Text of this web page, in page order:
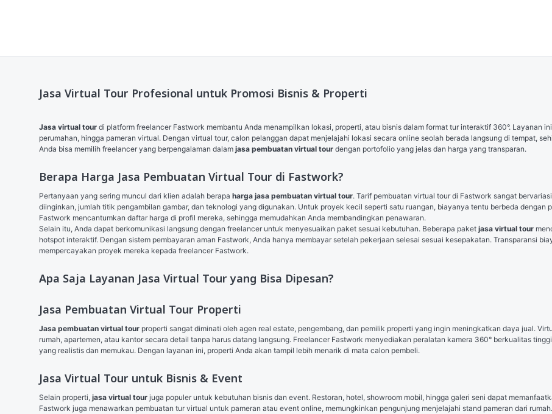
Jasa Virtual Tour Profesional untuk Promosi Bisnis & Properti
Jasa virtual tour di platform freelancer Fastwork membantu Anda menampilkan lokasi, properti, atau bisnis dalam format tur interaktif 360°. Layanan
perumahan, hingga pameran virtual. Dengan virtual tour, calon pelanggan dapat menjelajahi lokasi secara online seolah berada langsung di tempat,
Anda bisa memilih freelancer yang berpengalaman dalam jasa pembuatan virtual tour dengan portofolio yang jelas dan harga yang transparan.
Berapa Harga Jasa Pembuatan Virtual Tour di Fastwork?
Pertanyaan yang sering muncul dari klien adalah berapa harga jasa pembuatan virtual tour. Tarif pembuatan virtual tour di Fastwork sangat
diinginkan, jumlah titik pengambilan gambar, dan teknologi yang digunakan. Untuk proyek kecil seperti satu ruangan, biayanya tentu berbeda dengan
Fastwork mencantumkan daftar harga di profil mereka, sehingga memudahkan Anda membandingkan penawaran.
Selain itu, Anda dapat berkomunikasi langsung dengan freelancer untuk menyesuaikan paket sesuai kebutuhan. Beberapa paket jasa virtual tour
hotspot interaktif. Dengan sistem pembayaran aman Fastwork, Anda hanya membayar setelah pekerjaan selesai sesuai kesepakatan. Transparansi
mempercayakan proyek mereka kepada freelancer Fastwork.
Apa Saja Layanan Jasa Virtual Tour yang Bisa Dipesan?
Jasa Pembuatan Virtual Tour Properti
Jasa pembuatan virtual tour properti sangat diminati oleh agen real estate, pengembang, dan pemilik properti yang ingin meningkatkan daya jual.
rumah, apartemen, atau kantor secara detail tanpa harus datang langsung. Freelancer Fastwork menyediakan peralatan kamera 360° berkualitas
yang realistis dan memukau. Dengan layanan ini, properti Anda akan tampil lebih menarik di mata calon pembeli.
Jasa Virtual Tour untuk Bisnis & Event
Selain properti, jasa virtual tour juga populer untuk kebutuhan bisnis dan event. Restoran, hotel, showroom mobil, hingga galeri seni dapat
Fastwork juga menawarkan pembuatan tur virtual untuk pameran atau event online, memungkinkan pengunjung menjelajahi stand pameran dari